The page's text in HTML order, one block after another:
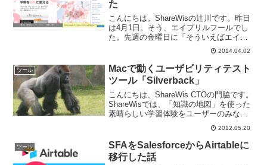
た
こんにちは。ShareWisの辻川です。昨日
は4月1日。そう、エイプリルフールでし
た。先週の金曜日に「そういえばエイプ
リルフールなんかします？」と社内ミー
ティングで話題が上り、様々なアイデア
が飛び交ったのですが、そのほとんどが
ここでは書けな...
2014.04.02
ツール
Macで動くユーザビリティテスト
ツール「Silverback」
こんにちは、ShareWis CTOの門脇です。
ShareWisでは、「知識の地図」を使った
素晴らしい学習体験をユーザーのみなさ
まにお届けするために、定期的にチーム
外の人にお願いしてユーザビリティテス
トを行なっています。実際にお会いして
実施...
2012.05.20
ツール
SFAをSalesforceからAirtableに
移行した話